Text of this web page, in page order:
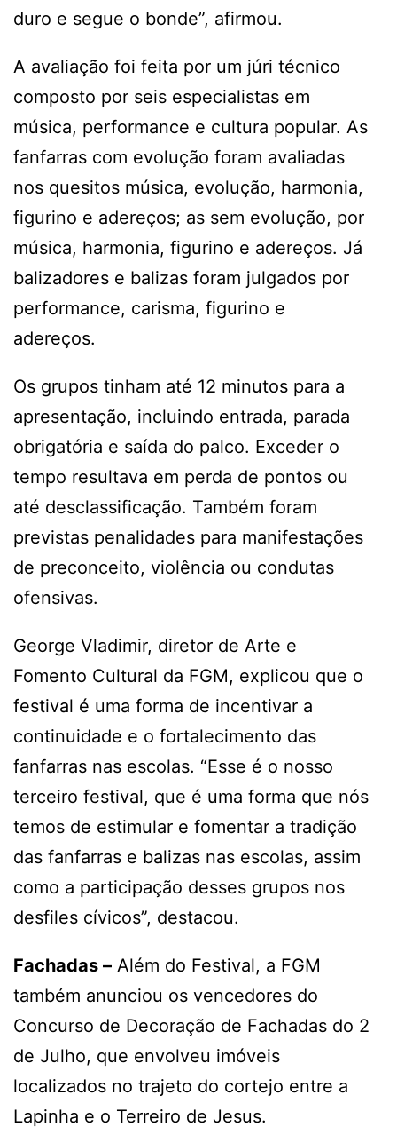
duro e segue o bonde”, afirmou.
A avaliação foi feita por um júri técnico
composto por seis especialistas em
música, performance e cultura popular. As
fanfarras com evolução foram avaliadas
nos quesitos música, evolução, harmonia,
figurino e adereços; as sem evolução, por
música, harmonia, figurino e adereços. Já
balizadores e balizas foram julgados por
performance, carisma, figurino e
adereços.
Os grupos tinham até 12 minutos para a
apresentação, incluindo entrada, parada
obrigatória e saída do palco. Exceder o
tempo resultava em perda de pontos ou
até desclassificação. Também foram
previstas penalidades para manifestações
de preconceito, violência ou condutas
ofensivas.
George Vladimir, diretor de Arte e
Fomento Cultural da FGM, explicou que o
festival é uma forma de incentivar a
continuidade e o fortalecimento das
fanfarras nas escolas. “Esse é o nosso
terceiro festival, que é uma forma que nós
temos de estimular e fomentar a tradição
das fanfarras e balizas nas escolas, assim
como a participação desses grupos nos
desfiles cívicos”, destacou.
Fachadas – Além do Festival, a FGM
também anunciou os vencedores do
Concurso de Decoração de Fachadas do 2
de Julho, que envolveu imóveis
localizados no trajeto do cortejo entre a
Lapinha e o Terreiro de Jesus.